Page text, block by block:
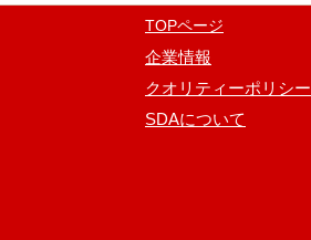
TOPページ
企業情報
クオリティーポリシー
SDAについて